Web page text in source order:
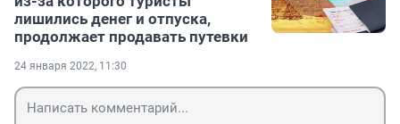
лишились денег и отпуска,
продолжает продавать путевки
24 января 2022, 11:30